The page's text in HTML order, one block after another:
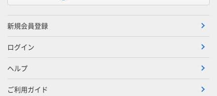
新規会員登録
ログイン
ヘルプ
ご利用ガイド